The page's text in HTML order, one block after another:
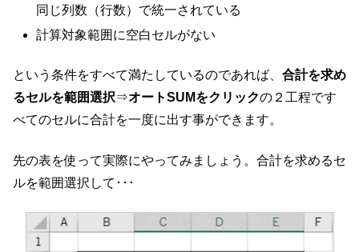
同じ列数（行数）で統一されている
計算対象範囲に空白セルがない
という条件をすべて満たしているのであれば、 合計を求め
るセルを範囲選択⇒オートSUMをクリックの２工程です
べてのセルに合計を一度に出す事ができます。
先の表を使って実際にやってみましょう。合計を求めるセ
ルを範囲選択して･･･